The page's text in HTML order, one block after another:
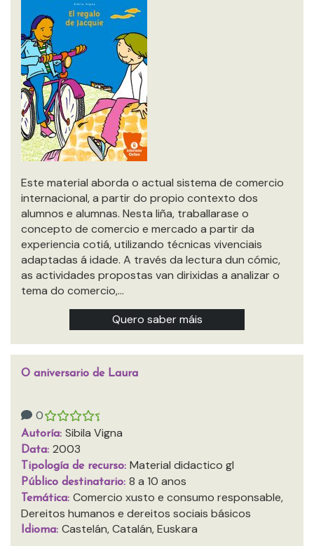
Este material aborda o actual sistema de comercio
internacional, a partir do propio contexto dos
alumnos e alumnas. Nesta liña, traballarase o
concepto de comercio e mercado a partir da
experiencia cotiá, utilizando técnicas vivenciais
adaptadas á idade. A través da lectura dun cómic,
as actividades propostas van dirixidas a analizar o
tema do comercio,…
Quero saber máis
O aniversario de Laura
0
Autoría: Sibila Vigna
Data: 2003
Tipología de recurso: Material didactico gl
Público destinatario: 8 a 10 anos
Temática: Comercio xusto e consumo responsable,
Dereitos humanos e dereitos sociais básicos
Idioma: Castelán, Catalán, Euskara